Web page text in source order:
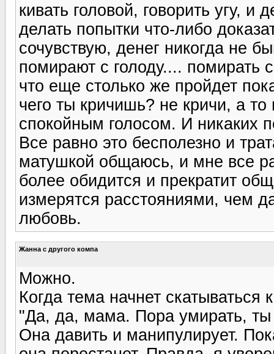
кивать головой, говорить угу,
делать попытки что-либо
сочувствую, денег никогда не
помирают с голоду.... помирать
что еще столько же пройдет
чего ты кричишь? не кричи, а
спокойным голосом. И никаких
Все равно это бесполезно и
матушкой общаюсь, и мне все
более обидится и прекратит
измерятся расстояниями, чем
любовь.
Жанна с другого компа
Можно.
Когда тема начнет
"Да, да, мама. Пора умирать, ты
Она давить и манипулирует.